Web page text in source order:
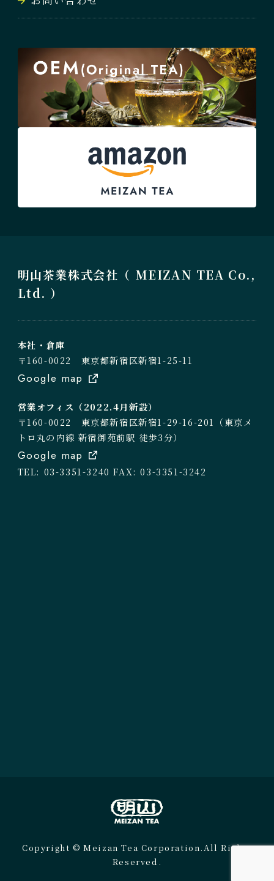
明山茶業株式会社（ MEIZAN TEA Co.,
Ltd. ）
本社・倉庫
〒160-0022 東京都新宿区新宿1-25-11
Google map
営業オフィス（2022.4月新設）
〒160-0022 東京都新宿区新宿1-29-16-201（東京メ
トロ丸の内線 新宿御苑前駅 徒歩3分）
Google map
TEL: 03-3351-3240 FAX: 03-3351-3242
Copyright © Meizan Tea Corporation.All Rights
Reserved.